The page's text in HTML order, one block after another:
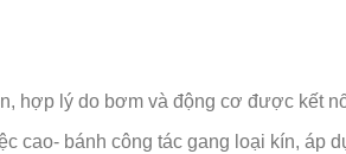
hợp lý do bơm và động cơ được kết
cao- bánh công tác gang loại kín, áp